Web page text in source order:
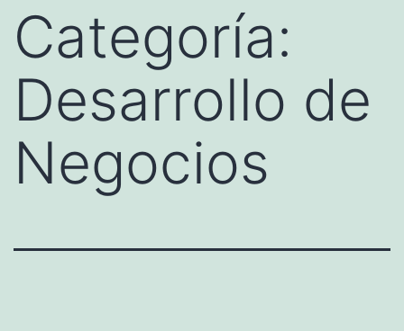
Categoría:
Desarrollo de
Negocios